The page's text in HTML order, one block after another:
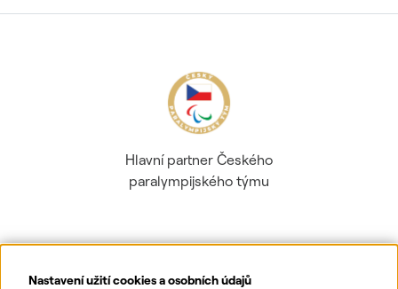
Nastavení užití cookies a osobních údajů
Hlavní partner Českého
paralympijského týmu